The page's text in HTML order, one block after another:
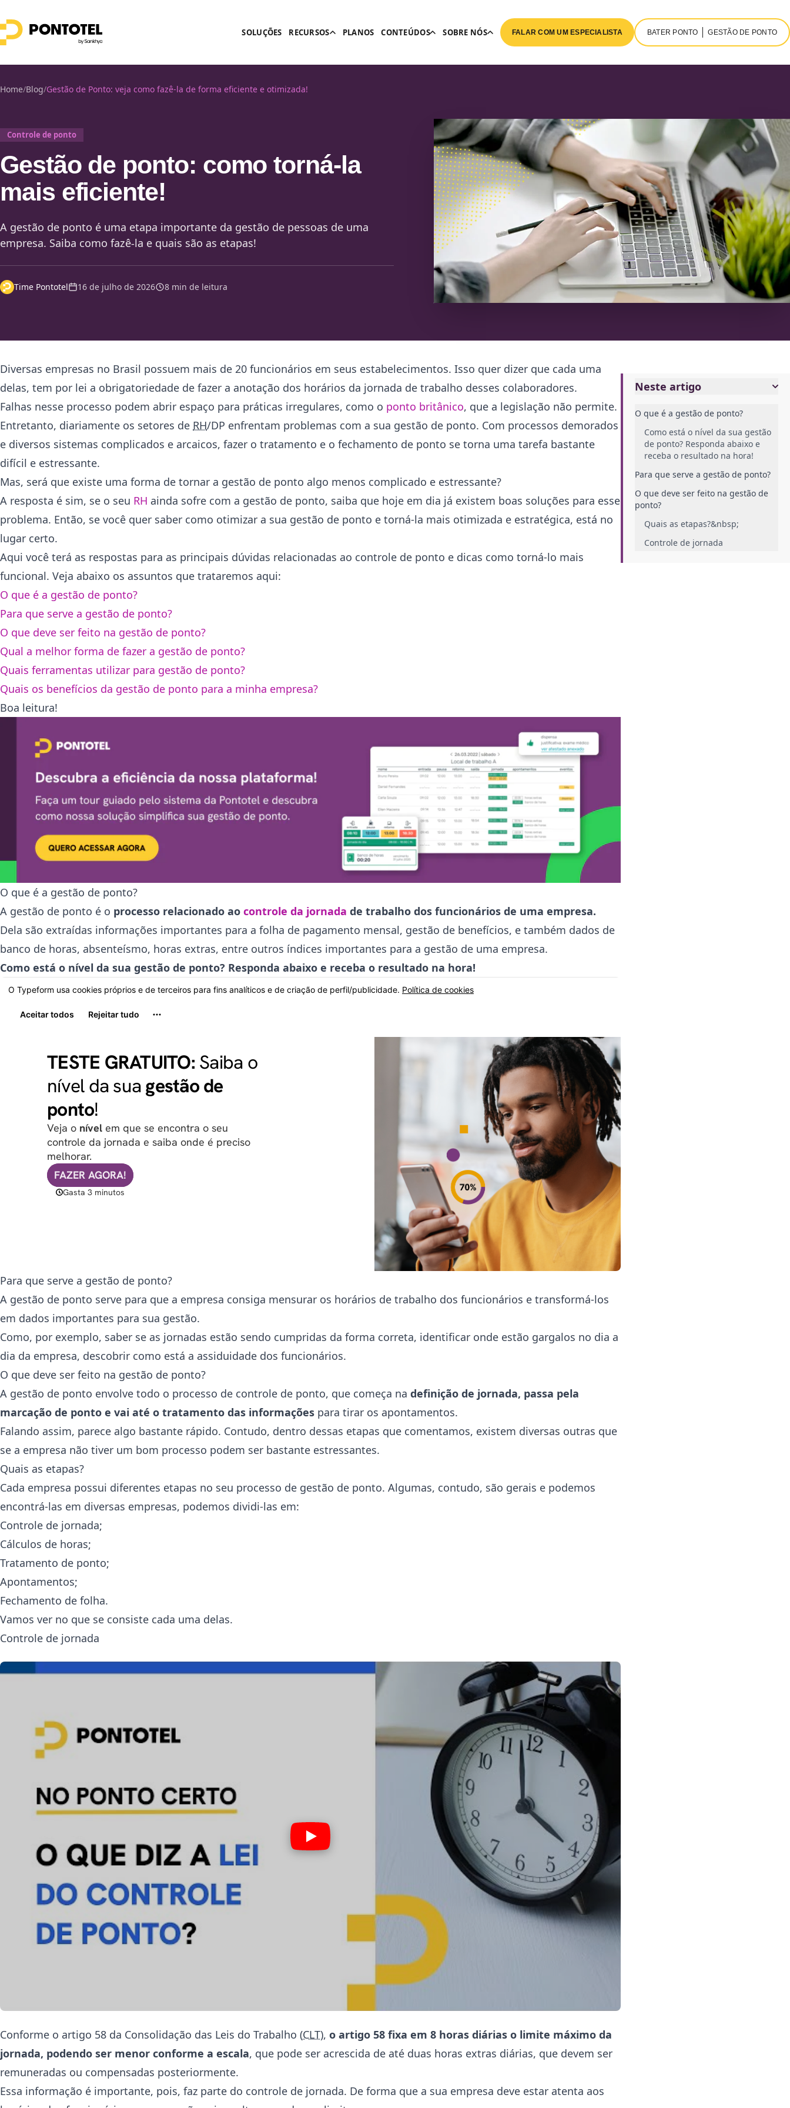
SOLUÇÕES RECURSOS PLANOS CONTEÚDOS SOBRE NÓS FALAR COM UM ESPECIALISTA BATER PONTO GESTÃO DE PONTO
Home/Blog/Gestão de Ponto: veja como fazê-la de forma eficiente e otimizada!
Controle de ponto
Gestão de ponto: como torná-la
mais eficiente!
A gestão de ponto é uma etapa importante da gestão de pessoas de uma
empresa. Saiba como fazê-la e quais são as etapas!
Time Pontotel 16 de julho de 2026 8 min de leitura
Neste artigo
O que é a gestão de ponto?
Como está o nível da sua gestão
de ponto? Responda abaixo e
receba o resultado na hora!
Para que serve a gestão de ponto?
O que deve ser feito na gestão de
ponto?
Quais as etapas?&nbsp;
Controle de jornada
Diversas empresas no Brasil possuem mais de 20 funcionários em seus estabelecimentos. Isso quer dizer que cada uma
delas, tem por lei a obrigatoriedade de fazer a anotação dos horários da jornada de trabalho desses colaboradores.
Falhas nesse processo podem abrir espaço para práticas irregulares, como o ponto britânico, que a legislação não permite.
Entretanto, diariamente os setores de RH/DP enfrentam problemas com a sua gestão de ponto. Com processos demorados
e diversos sistemas complicados e arcaicos, fazer o tratamento e o fechamento de ponto se torna uma tarefa bastante
difícil e estressante.
Mas, será que existe uma forma de tornar a gestão de ponto algo menos complicado e estressante?
A resposta é sim, se o seu RH ainda sofre com a gestão de ponto, saiba que hoje em dia já existem boas soluções para esse
problema. Então, se você quer saber como otimizar a sua gestão de ponto e torná-la mais otimizada e estratégica, está no
lugar certo.
Aqui você terá as respostas para as principais dúvidas relacionadas ao controle de ponto e dicas como torná-lo mais
funcional. Veja abaixo os assuntos que trataremos aqui:
O que é a gestão de ponto?
Para que serve a gestão de ponto?
O que deve ser feito na gestão de ponto?
Qual a melhor forma de fazer a gestão de ponto?
Quais ferramentas utilizar para gestão de ponto?
Quais os benefícios da gestão de ponto para a minha empresa?
Boa leitura!
O que é a gestão de ponto?
A gestão de ponto é o processo relacionado ao controle da jornada de trabalho dos funcionários de uma empresa.
Dela são extraídas informações importantes para a folha de pagamento mensal, gestão de benefícios, e também dados de
banco de horas, absenteísmo, horas extras, entre outros índices importantes para a gestão de uma empresa.
Como está o nível da sua gestão de ponto? Responda abaixo e receba o resultado na hora!
Para que serve a gestão de ponto?
A gestão de ponto serve para que a empresa consiga mensurar os horários de trabalho dos funcionários e transformá-los
em dados importantes para sua gestão.
Como, por exemplo, saber se as jornadas estão sendo cumpridas da forma correta, identificar onde estão gargalos no dia a
dia da empresa, descobrir como está a assiduidade dos funcionários.
O que deve ser feito na gestão de ponto?
A gestão de ponto envolve todo o processo de controle de ponto, que começa na definição de jornada, passa pela
marcação de ponto e vai até o tratamento das informações para tirar os apontamentos.
Falando assim, parece algo bastante rápido. Contudo, dentro dessas etapas que comentamos, existem diversas outras que
se a empresa não tiver um bom processo podem ser bastante estressantes.
Quais as etapas?
Cada empresa possui diferentes etapas no seu processo de gestão de ponto. Algumas, contudo, são gerais e podemos
encontrá-las em diversas empresas, podemos dividi-las em:
Controle de jornada;
Cálculos de horas;
Tratamento de ponto;
Apontamentos;
Fechamento de folha.
Vamos ver no que se consiste cada uma delas.
Controle de jornada
Conforme o artigo 58 da Consolidação das Leis do Trabalho (CLT), o artigo 58 fixa em 8 horas diárias o limite máximo da
jornada, podendo ser menor conforme a escala, que pode ser acrescida de até duas horas extras diárias, que devem ser
remuneradas ou compensadas posteriormente.
Essa informação é importante, pois, faz parte do controle de jornada. De forma que a sua empresa deve estar atenta aos